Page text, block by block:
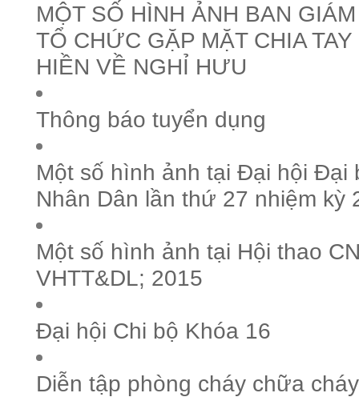
MỘT SỐ HÌNH ẢNH BAN
TỔ CHỨC GẶP MẶT CHIA
HIỀN VỀ NGHỈ HƯU
Thông báo tuyển dụng
Một số hình ảnh tại Đại hội Đại
Nhân Dân lần thứ 27 nhiệm kỳ
Một số hình ảnh tại Hội thao
VHTT&DL; 2015
Đại hội Chi bộ Khóa 16
Diễn tập phòng cháy chữa cháy